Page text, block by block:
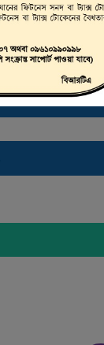
করুন
যাচাইকরণ